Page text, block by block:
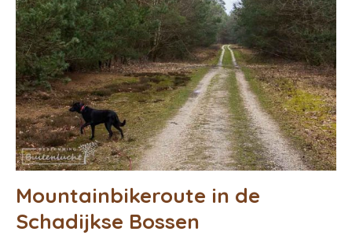
Mountainbikeroute in de
Schadijkse Bossen